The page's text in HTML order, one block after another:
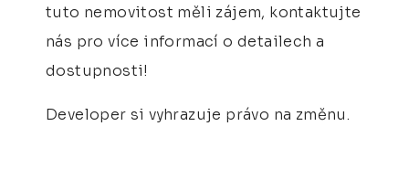
tuto nemovitost měli zájem, kontaktujte
nás pro více informací o detailech a
dostupnosti!
Developer si vyhrazuje právo na změnu.